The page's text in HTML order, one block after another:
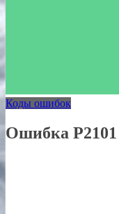
Коды ошибок
Ошибка